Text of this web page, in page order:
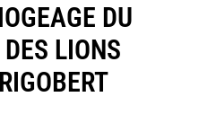
DU
LIONS